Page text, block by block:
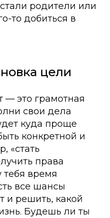
родители или
то добиться в
цели
— это грамотная
свои дела
куда проще
конкретной и
«стать
права
тебя время
все шансы
и решить, какой
Будешь ли ты